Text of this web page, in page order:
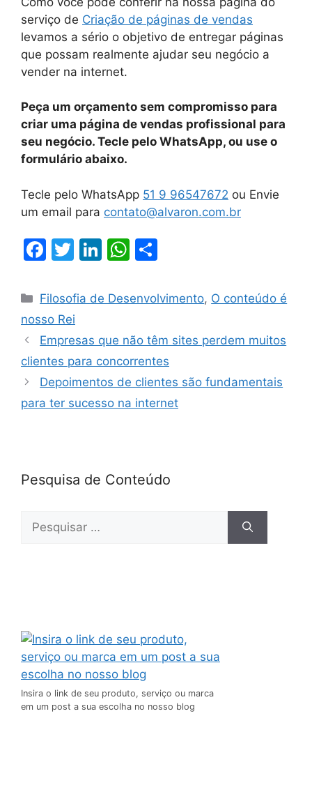
serviço de Criação de páginas de vendas
levamos a sério o objetivo de entregar páginas
que possam realmente ajudar seu negócio a
vender na internet.
Peça um orçamento sem compromisso para
criar uma página de vendas profissional para
seu negócio. Tecle pelo WhatsApp, ou use o
formulário abaixo.
Tecle pelo WhatsApp 51 9 96547672 ou Envie
um email para contato@alvaron.com.br
F
c
e
b
o
o
k
T
itt
er
Li
k
dI
n
W
at
A
p
p
ar
Filosofia de Desenvolvimento, O conteúdo é
nosso Rei
Empresas que não têm sites perdem muitos
clientes para concorrentes
Depoimentos de clientes são fundamentais
para ter sucesso na internet
Pesquisa de Conteúdo
Insira o link de seu produto, serviço ou marca
em um post a sua escolha no nosso blog